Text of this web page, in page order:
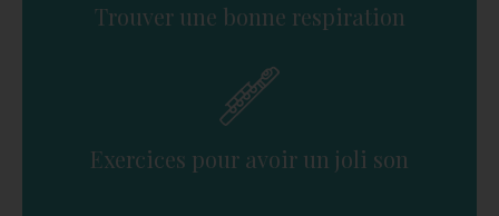
Trouver une bonne respiration
Exercices pour avoir un joli son